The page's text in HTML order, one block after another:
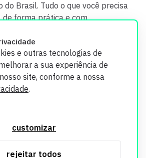
e outras tecnologias de
a sua experiência de
site, conforme a nossa
.
customizar
rejeitar todos
do Brasil. Tudo o que você precisa
de forma prática e com
coletados em nosso site são
para fins de aprimoramento de
Política de Privacidade.